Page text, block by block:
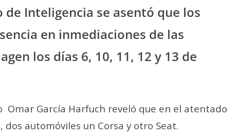
Inteligencia se asentó que los
en inmediaciones de las
los días 6, 10, 11, 12 y 13 de
García Harfuch reveló que en el atentado
automóviles un Corsa y otro Seat.